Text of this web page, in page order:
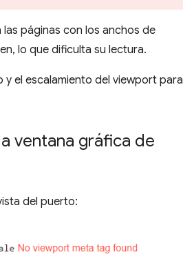
páginas con los anchos de
lo que dificulta su lectura.
el escalamiento del viewport para
ventana gráfica de
del puerto: